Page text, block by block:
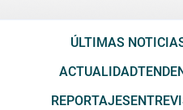
ÚLTIMAS
ACTUALIDAD
REPORTAJES